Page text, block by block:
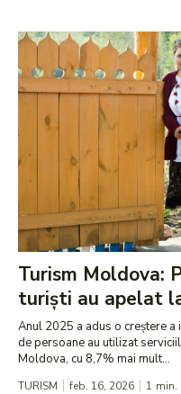
Turism Moldova:
turiști au apelat
Anul 2025 a adus o creștere
de persoane au utilizat
Moldova, cu 8,7% mai mult...
TURISM feb. 16, 2026 1 min.